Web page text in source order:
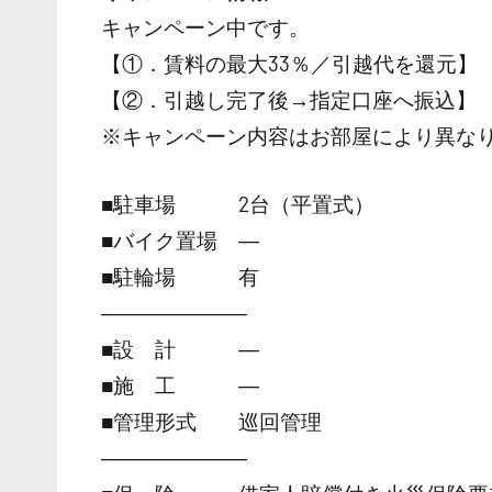
キャンペーン中です。
【①．賃料の最大33％／引越代を還元】
【②．引越し完了後→指定口座へ振込】
※キャンペーン内容はお部屋により異な
■駐車場 2台（平置式）
■バイク置場 ―
■駐輪場 有
―――――――
■設 計 ―
■施 工 ―
■管理形式 巡回管理
―――――――